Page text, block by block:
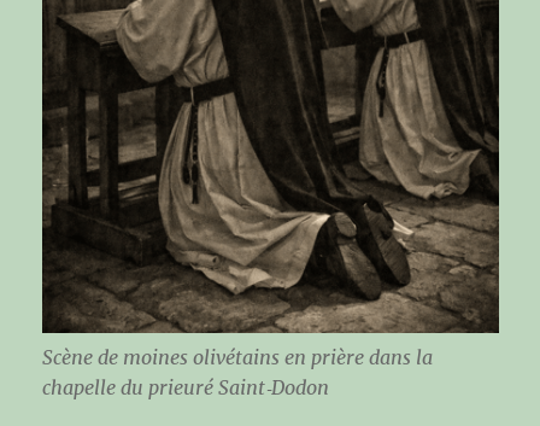
Scène de moines olivétains en prière dans la
chapelle du prieuré Saint‑Dodon